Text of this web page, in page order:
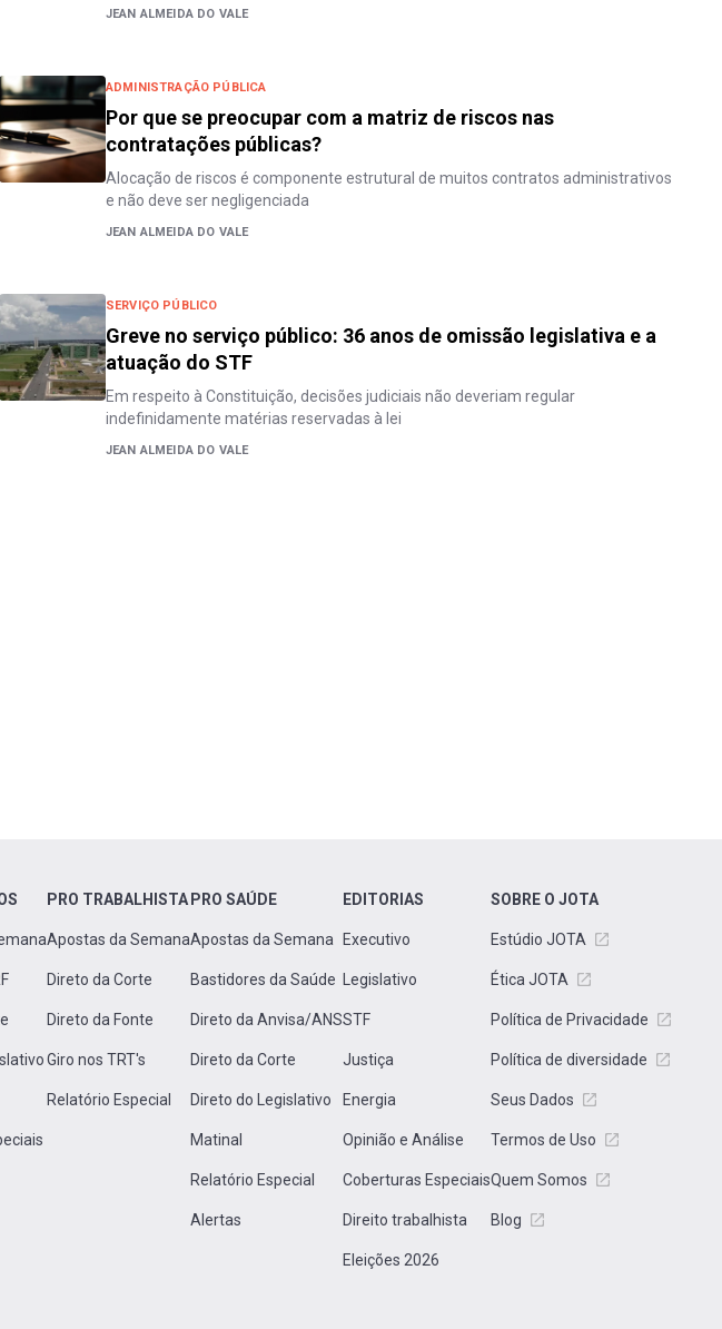
JEAN ALMEIDA DO VALE
ADMINISTRAÇÃO PÚBLICA
Por que se preocupar com a matriz de riscos nas
contratações públicas?
Alocação de riscos é componente estrutural de muitos contratos administrativos
e não deve ser negligenciada
JEAN ALMEIDA DO VALE
SERVIÇO PÚBLICO
Greve no serviço público: 36 anos de omissão legislativa e a
atuação do STF
Em respeito à Constituição, decisões judiciais não deveriam regular
indefinidamente matérias reservadas à lei
JEAN ALMEIDA DO VALE
PRO TRABALHISTA
Apostas da Semana
Direto da Corte
Direto da Fonte
Giro nos TRT's
Relatório Especial
PRO SAÚDE
Apostas da Semana
Bastidores da Saúde
Direto da Anvisa/ANS
Direto da Corte
Direto do Legislativo
Matinal
Relatório Especial
Alertas
EDITORIAS
Executivo
Legislativo
STF
Justiça
Energia
Opinião e Análise
Coberturas Especiais
Direito trabalhista
Eleições 2026
SOBRE O JOTA
Estúdio JOTA
Ética JOTA
Política de Privacidade
Política de diversidade
Seus Dados
Termos de Uso
Quem Somos
Blog